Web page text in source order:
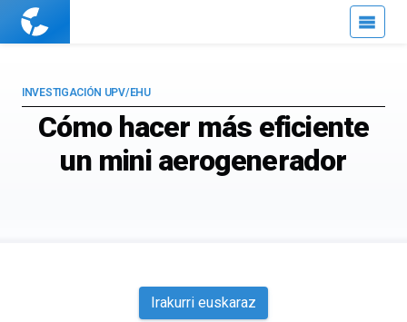
Cuaderno
Cómo hacer más eficiente
un mini aerogenerador
INVESTIGACIÓN UPV/EHU
Irakurri euskaraz